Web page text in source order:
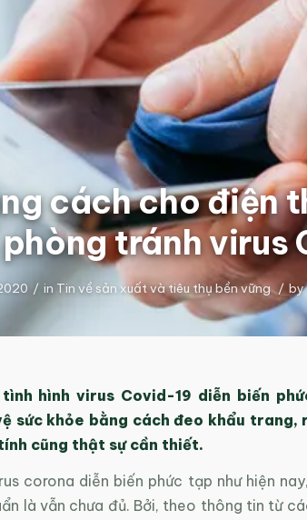
cách cho điện
tránh virus
/ in Tin về sản xuất và tiêu thụ bền vững / by
hình virus Covid-19 diễn biến
sức khỏe bằng cách đeo khẩu trang,
cũng thật sự cần thiết.
corona diễn biến phức tạp như hiện
là vẫn chưa đủ. Bởi, theo thông tin từ